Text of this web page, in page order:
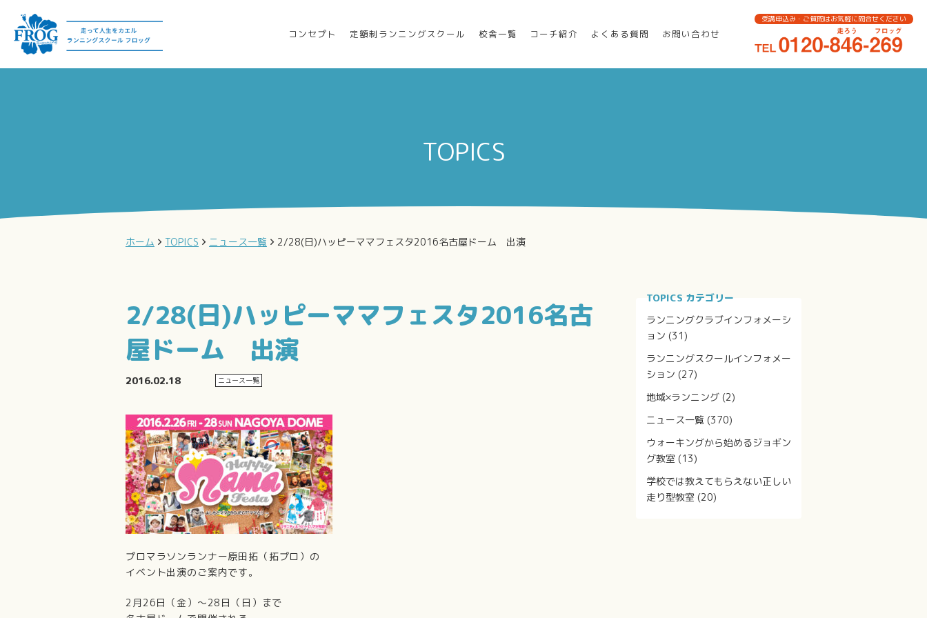
コンセプト 定額制ランニングスクール 校舎一覧 コーチ紹介 よくある質問 お問い合わせ
受講申込み・ご質問はお気軽に問合せください
TOPICS
ホーム TOPICS ニュース一覧 2/28(日)ハッピーママフェスタ2016名古屋ドーム 出演
2/28(日)ハッピーママフェスタ2016名古
屋ドーム 出演
2016.02.18 ニュース一覧
プロマラソンランナー原田拓（拓プロ）の
イベント出演のご案内です。
2月26日（金）～28日（日）まで
TOPICS カテゴリー
ランニングクラブインフォメーシ
ョン (31)
ランニングスクールインフォメー
ション (27)
地域×ランニング(2)
ニュース一覧 (370)
ウォーキングから始めるジョギン
グ教室 (13)
学校では教えてもらえない正しい
走り型教室 (20)